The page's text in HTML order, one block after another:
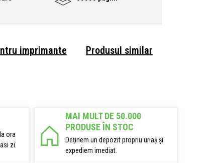
imprimante Produsul similar
ora
zi.
MAI MULT DE 50.000
PRODUSE ÎN STOC
Deținem un depozit propriu uriaș și
expediem imediat.